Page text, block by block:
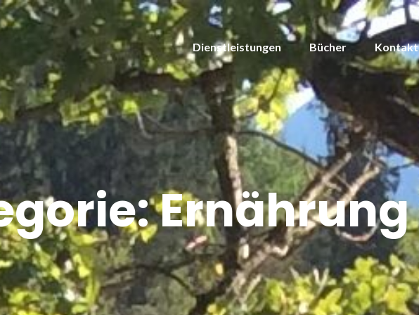
Dienstleistungen Bücher Kontakt
Ernährung